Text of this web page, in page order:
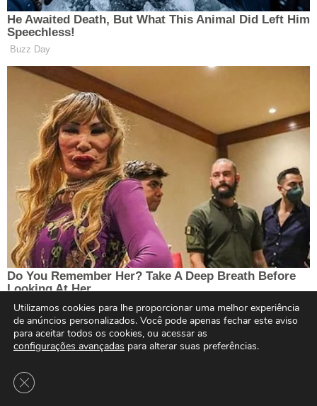
Utilizamos cookies para lhe proporcionar uma melhor experiência
de anúncios personalizados. Você pode apenas fechar este aviso
para aceitar todos os cookies, ou acessar as
configurações avançadas para alterar suas preferências.
Close GDPR Cookie Banner